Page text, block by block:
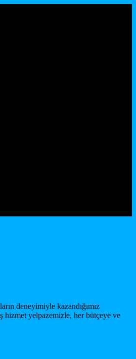
deneyimiyle kazandığımız
hizmet yelpazemizle, her bütçeye ve